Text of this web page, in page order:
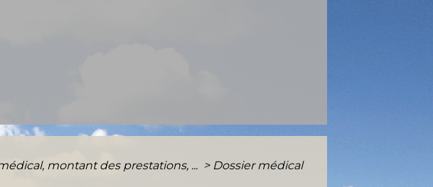
montant des prestations, ... > Dossier médical